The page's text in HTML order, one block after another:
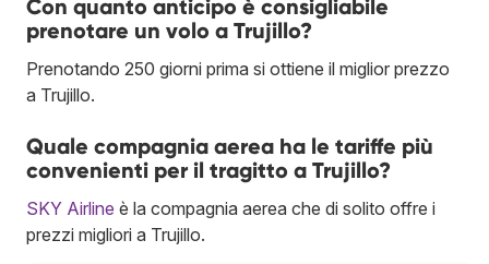
Con quanto anticipo è consigliabile
prenotare un volo a Trujillo?
Prenotando 250 giorni prima si ottiene il miglior prezzo
a Trujillo.
Quale compagnia aerea ha le tariffe più
convenienti per il tragitto a Trujillo?
SKY Airline è la compagnia aerea che di solito offre i
prezzi migliori a Trujillo.